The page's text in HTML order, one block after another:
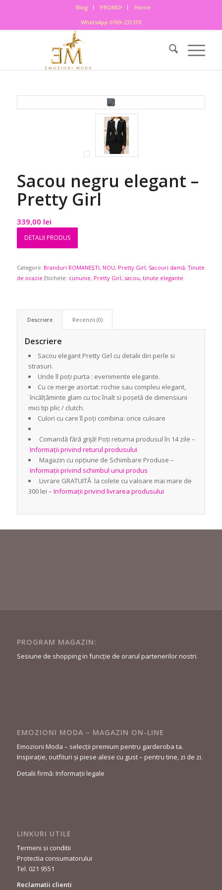
Blog PROMO!
Home
WhatsApp 0769-231310
Sacou negru elegant –
Pretty Girl
339,00 lei
DETALII PRODUS
Categorii: Branduri ROMANEȘTI, NOU, Pretty Girl, Sacouri damă, Ținute
de ocazie Etichete: cununie, Pretty Girl, sacou, tinute elegante
Descriere Recenzii (0)
Descriere
Sacou elegant Pretty Girl cu detalii din perle si
strasuri.
Unde îl poți purta : evenimente elegante.
Cu ce merge asortat: rochie sau compleu elegant,
încălțăminte glam cu toc înalt si poșetă de dimensiuni
mici tip plic / clutch.
Culori cu care îl poți combina: orice culoare
Comandă fără grijă! Poți returna produsul în 14 zile –
Informații privind returul produsului
Magazin cu opțiune de Schimbare Produse –
Informații privind schimbul unui produs
Livrare GRATUITĂ la colete cu valoare mai mare de
300 lei – Informații privind livrarea produsului
PROGRAM MAGAZIN:
Sesiune de shopping in funcție de orarul partenerilor nostri.
EMOZIONI MODA – MAGAZIN ON-LINE
Emozioni Moda – selecții premium pentru garderoba ta.
Inspirație, outfituri și piese alese cu gust – pentru tine, zi de zi.
Detalii firmă: Informații legale
LINKURI UTILE
Termeni si conditii
Protectia consumatorului
Tel. 021 9551
Reclamatii clienti